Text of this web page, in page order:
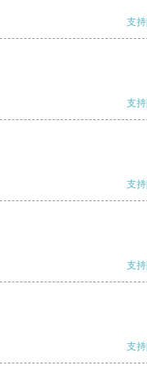
支持
支持
支持
支持
支持